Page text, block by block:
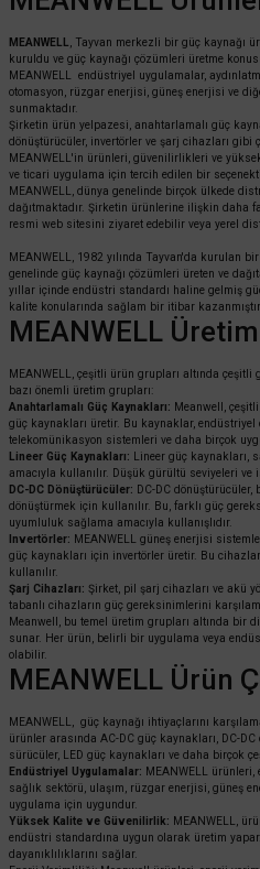
MEANWELL
, Tayvan merkezli bir güç kaynağı
kuruldu ve güç kaynağı çözümleri üretme
MEANWELL endüstriyel uygulamalar,
otomasyon, rüzgar enerjisi, güneş enerjisi ve
sunmaktadır.
Şirketin ürün yelpazesi, anahtarlamalı güç
dönüştürücüler, invertörler ve şarj cihazları gibi
MEANWELL'in ürünleri, güvenilirlikleri ve
ve ticari uygulama için tercih edilen bir
MEANWELL, dünya genelinde birçok ülkede
dağıtmaktadır. Şirketin ürünlerine ilişkin daha
resmi web sitesini ziyaret edebilir veya yerel
MEANWELL, 1982 yılında Tayvan'da kurulan
genelinde güç kaynağı çözümleri üreten ve
yıllar içinde endüstri standardı haline gelmiş
kalite konularında sağlam bir itibar kazanmıştır.
MEANWELL
MEANWELL, çeşitli ürün grupları altında
bazı önemli üretim grupları:
Anahtarlamalı Güç Kaynakları: Meanwell,
güç kaynakları üretir. Bu kaynaklar, endüstriyel
telekomünikasyon sistemleri ve daha birçok
Lineer Güç Kaynakları: Lineer güç kaynakları,
amacıyla kullanılır. Düşük gürültü seviyeleri ve
DC-DC Dönüştürücüler: DC-DC
dönüştürmek için kullanılır. Bu, farklı güç
uyumluluk sağlama amacıyla kullanışlıdır.
Invertörler: MEANWELL güneş enerjisi
güç kaynakları için invertörler üretir. Bu
kullanılır.
Şarj Cihazları: Şirket, pil şarj cihazları ve akü
tabanlı cihazların güç gereksinimlerini
Meanwell, bu temel üretim grupları altında bir
sunar. Her ürün, belirli bir uygulama veya
olabilir.
MEANWELL Ürün
MEANWELL, güç kaynağı ihtiyaçlarını
ürünler arasında AC-DC güç kaynakları, DC-
sürücüler, LED güç kaynakları ve daha birçok
Endüstriyel Uygulamalar: MEANWELL ürünleri,
sağlık sektörü, ulaşım, rüzgar enerjisi, güneş
uygulama için uygundur.
Yüksek Kalite ve Güvenilirlik: MEANWELL,
endüstri standardına uygun olarak üretim
dayanıklılıklarını sağlar.